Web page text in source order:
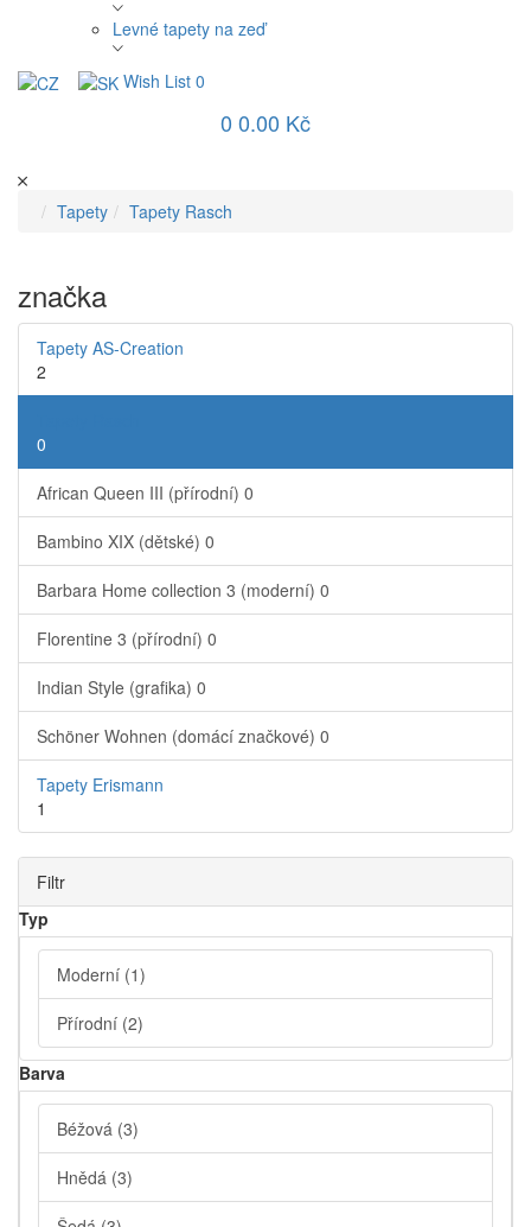
Levné tapety na zeď
Wish List 0
0 0.00 Kč
Tapety Tapety Rasch
značka
Tapety AS-Creation
2
0
African Queen III (přírodní) 0
Bambino XIX (dětské) 0
Barbara Home collection 3 (moderní) 0
Florentine 3 (přírodní) 0
Indian Style (grafika) 0
Schöner Wohnen (domácí značkové) 0
Tapety Erismann
1
Filtr
Typ
Moderní (1)
Přírodní (2)
Barva
Béžová (3)
Hnědá (3)